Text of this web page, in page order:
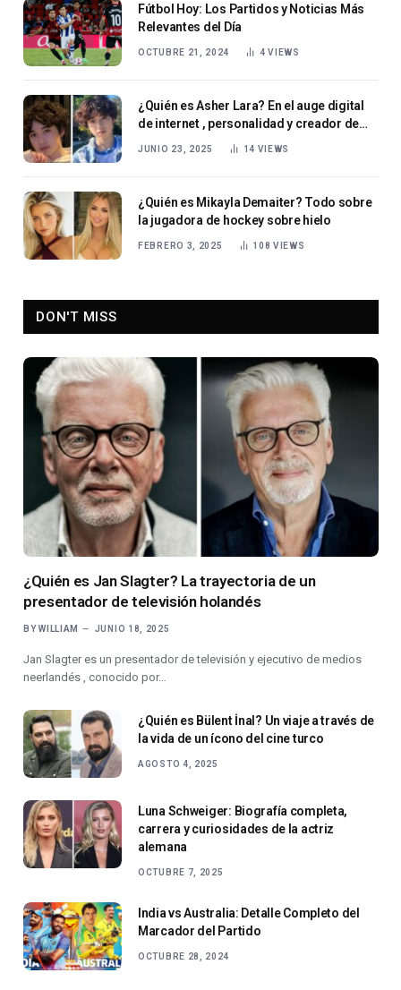
Fútbol Hoy: Los Partidos y Noticias Más
Relevantes del Día
OCTUBRE 21, 2024 4VIEWS
¿Quién es Asher Lara? En el auge digital
de internet , personalidad y creador de
JUNIO 23, 2025 14 VIEWS
¿Quién es Mikayla Demaiter? Todo sobre
la jugadora de hockey sobre hielo
FEBRERO 3, 2025 108VIEWS
DON'T MISS
¿Quién es Jan Slagter? La trayectoria de un
presentador de televisión holandés
BY WILLIAM JUNIO 18, 2025
Jan Slagter es un presentador de televisión y ejecutivo de medios
neerlandés , conocido por…
¿Quién es Bülent İnal? Un viaje a través de
la vida de un ícono del cine turco
AGOSTO 4, 2025
Luna Schweiger: Biografía completa,
carrera y curiosidades de la actriz
alemana
OCTUBRE 7, 2025
India vs Australia: Detalle Completo del
Marcador del Partido
OCTUBRE 28, 2024